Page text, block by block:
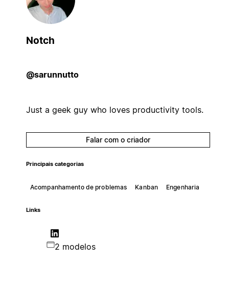
Notch
@sarunnutto
Just a geek guy who loves productivity tools.
Falar com o criador
Principais categorias
Acompanhamento de problemas Kanban Engenharia
Links
2 modelos